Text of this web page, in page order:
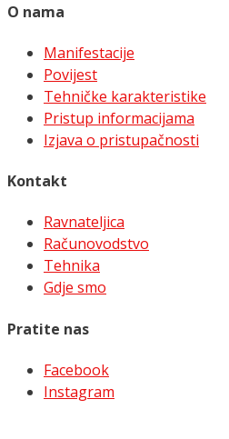
O nama
Manifestacije
Povijest
Tehničke karakteristike
Pristup informacijama
Izjava o pristupačnosti
Kontakt
Ravnateljica
Računovodstvo
Tehnika
Gdje smo
Pratite nas
Facebook
Instagram